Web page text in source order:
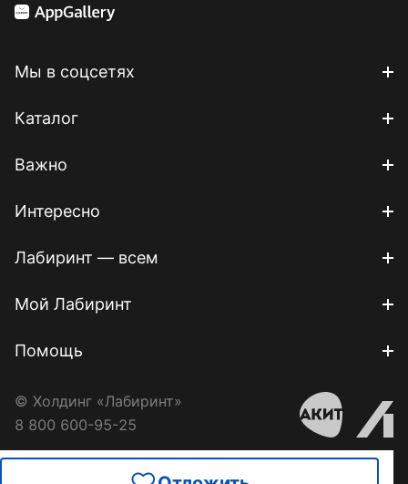
Мы в соцсетях
Каталог
Важно
Интересно
Лабиринт — всем
Мой Лабиринт
Помощь
© Холдинг «Лабиринт»
8 800 600-95-25